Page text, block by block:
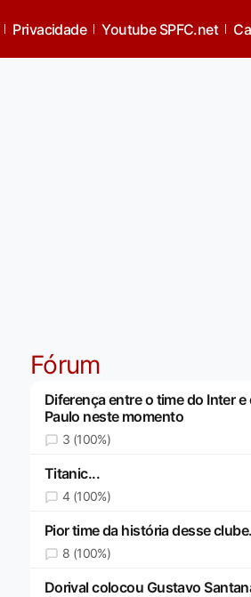
Privacidade Youtube SPFC.net
Fórum
Diferença entre o time do Inter e
Paulo neste momento
3 (100%)
Titanic...
4 (100%)
Pior time da história desse
8 (100%)
Dorival colocou Gustavo